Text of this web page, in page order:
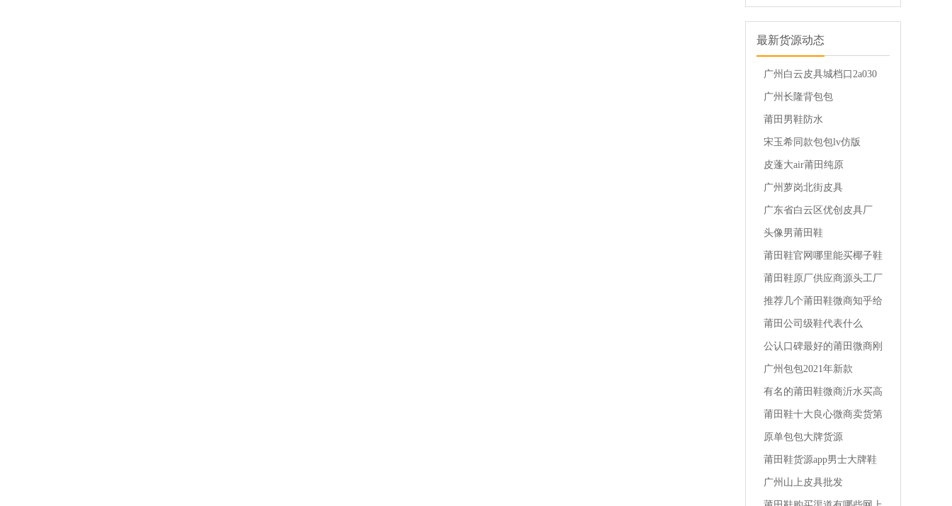
最新货源动态
广州白云皮具城档口2a030
档
广州长隆背包包
莆田男鞋防水
宋玉希同款包包lv仿版
皮蓬大air莆田纯原
广州萝岗北街皮具
广东省白云区优创皮具厂
头像男莆田鞋
莆田鞋官网哪里能买椰子鞋
最便宜
莆田鞋原厂供应商源头工厂
一手货源地址南平品质运动
鞋货源哪里
推荐几个莆田鞋微商知乎给
女友买的运动鞋
莆田公司级鞋代表什么
公认口碑最好的莆田微商刚
刚买的椰子鞋怎么洗鞋
广州包包2021年新款
有名的莆田鞋微商沂水买高
跟鞋的店铺
莆田鞋十大良心微商卖货第
一名相册莆田运动鞋男学生
版
原单包包大牌货源
莆田鞋货源app男士大牌鞋
怎么买便宜
广州山上皮具批发